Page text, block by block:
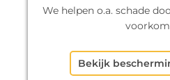
We helpen o.a. schade
Bekijk